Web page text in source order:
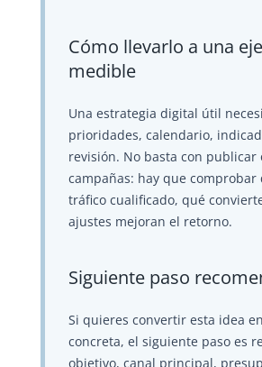
Cómo llevarlo a una
medible
Una estrategia digital útil
prioridades, calendario,
revisión. No basta con publicar
campañas: hay que comprobar
tráfico cualificado, qué
ajustes mejoran el retorno.
Siguiente paso
Si quieres convertir esta idea
concreta, el siguiente paso es
objetivo, canal principal,